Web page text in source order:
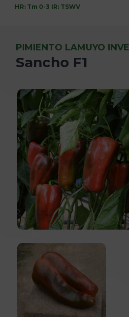
HR: Tm 0-3 IR: TSWV
PIMIENTO LAMUYO
Sancho F1